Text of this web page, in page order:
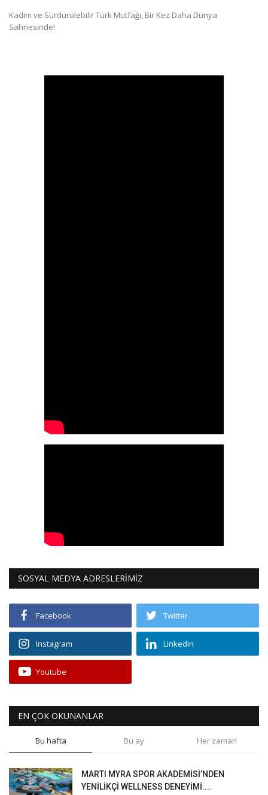
Kadim ve Sürdürülebilir Türk Mutfağı, Bir Kez Daha Dünya
Sahnesinde!
SOSYAL MEDYA ADRESLERİMİZ
Facebook Twitter
Instagram Linkedin
Youtube
EN ÇOK OKUNANLAR
Bu hafta Bu ay Her zaman
MARTI MYRA SPOR AKADEMİSİ’NDEN
YENİLİKÇİ WELLNESS DENEYİMİ:...